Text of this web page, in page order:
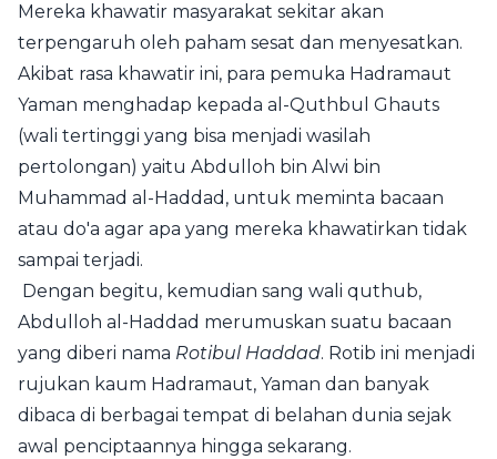
Mereka khawatir masyarakat sekitar akan
terpengaruh oleh paham sesat dan menyesatkan.
Akibat rasa khawatir ini, para pemuka Hadramaut
Yaman menghadap kepada al-Quthbul Ghauts
(wali tertinggi yang bisa menjadi wasilah
pertolongan) yaitu Abdulloh bin Alwi bin
Muhammad al-Haddad, untuk meminta bacaan
atau do'a agar apa yang mereka khawatirkan tidak
sampai terjadi.
Dengan begitu, kemudian sang wali quthub,
Abdulloh al-Haddad merumuskan suatu bacaan
yang diberi nama Rotibul Haddad. Rotib ini menjadi
rujukan kaum Hadramaut, Yaman dan banyak
dibaca di berbagai tempat di belahan dunia sejak
awal penciptaannya hingga sekarang.